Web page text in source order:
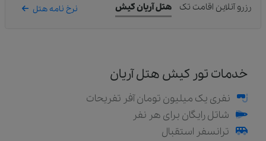
خدمات تور کیش هتل آریان
نفری یک میلیون تومان آفر تفریحات
شاتل رایگان برای هر نفر
ترانسفر استقبال
رزرو آنلاین اقامت تک هتل آریان کیش نرخ نامه هتل